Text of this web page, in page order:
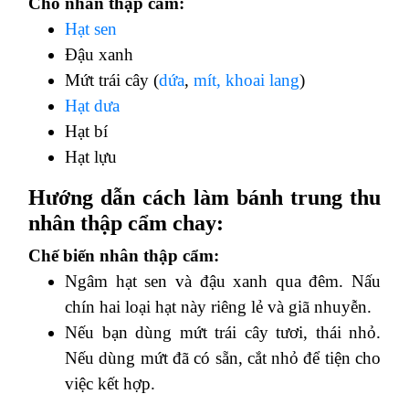
Hạt sen
Đậu xanh
Mứt trái cây (dứa, mít, khoai lang)
Hạt dưa
Hạt bí
Hạt lựu
Hướng dẫn cách làm bánh trung thu
nhân thập cẩm chay:
Chế biến nhân thập cẩm:
Ngâm hạt sen và đậu xanh qua đêm. Nấu
chín hai loại hạt này riêng lẻ và giã nhuyễn.
Nếu bạn dùng mứt trái cây tươi, thái nhỏ.
Nếu dùng mứt đã có sẵn, cắt nhỏ để tiện cho
việc kết hợp.